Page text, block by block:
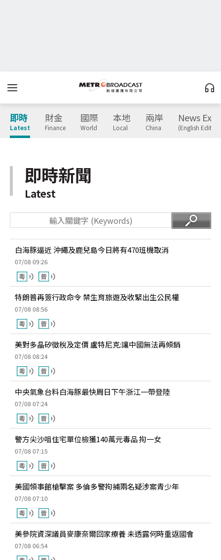
即時
Latest
財金
Finance
國際
World
本地
Local
兩岸
China
News
(English
即時新聞
Latest
白海豚逼近 沖繩及鹿兒島今日將有470班機取消
07/08 09:26
特朗普再簽行政命令 禁生育旅遊及收緊出生公民權
07/08 08:56
美對多晶矽徵稅及定價 盧特尼克:讓中國無法再傾銷
07/08 08:24
中央氣象台料白海豚最快周日下午浙江一帶登陸
07/08 07:24
警方尖沙咀住宅單位檢獲140萬元毒品 拘一女
07/08 07:15
美國領事館槍擊案 多倫多警拘捕兩名疑涉案青少年
07/08 07:10
美參院資深議員麥康奈爾回家療養 未透露何時重返國會
07/08 06:54